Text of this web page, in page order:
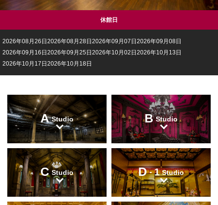
休館日
2026年08月26日 2026年08月28日 2026年09月07日 2026年09月08日
2026年09月16日 2026年09月25日 2026年10月02日 2026年10月13日
2026年10月17日 2026年10月18日
A Studio B Studio
C Studio D - 1 Studio